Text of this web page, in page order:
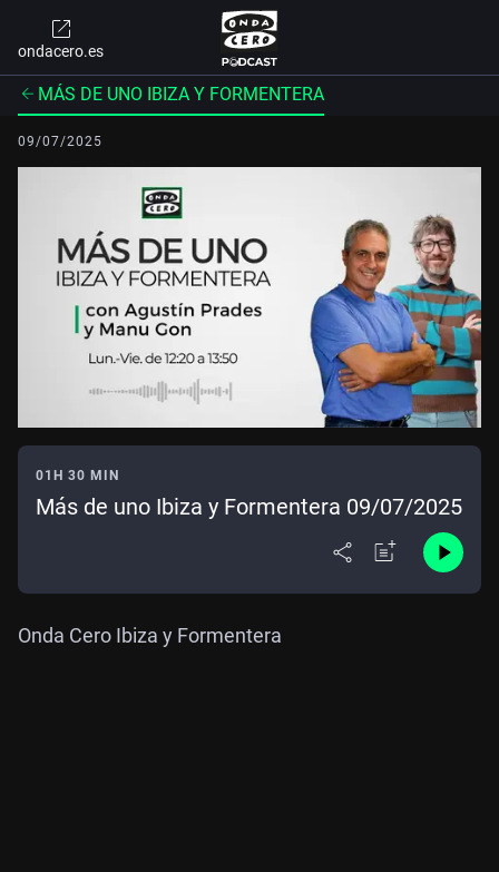
ondacero.es
MÁS DE UNO IBIZA Y FORMENTERA
09/07/2025
01H 30 MIN
Más de uno Ibiza y Formentera 09/07/2025
Onda Cero Ibiza y Formentera